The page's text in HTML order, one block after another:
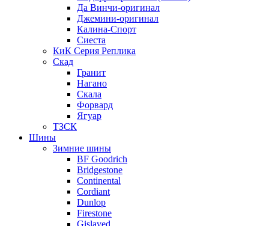
Да Винчи-оригинал
Джемини-оригинал
Калина-Спорт
Сиеста
КиК Серия Реплика
Скад
Гранит
Нагано
Скала
Форвард
Ягуар
ТЗСК
Шины
Зимние шины
BF Goodrich
Bridgestone
Continental
Cordiant
Dunlop
Firestone
Gislaved